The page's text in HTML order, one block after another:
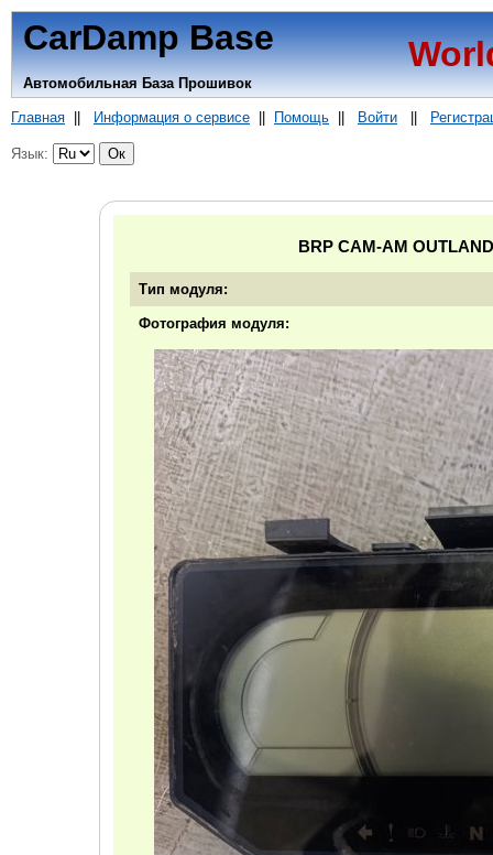
CarDamp Base
Автомобильная База Прошивок
Главная|| Информация о сервисе|| Помощь|| Войти||
Язык:
BRP CAM-AM
Тип модуля:
Фотография модуля: